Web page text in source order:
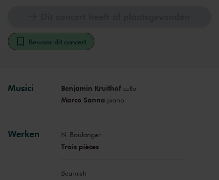
Bewaar dit concert
Musici Benjamin Kruithofcello
Marco Sanna piano
Werken N. Boulanger
Trois pièces
Beamish